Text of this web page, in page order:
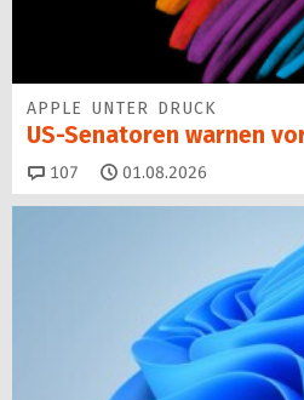
APPLE UNTER DRUCK
US-Senatoren warnen
107 Kommentare
01.08.2026